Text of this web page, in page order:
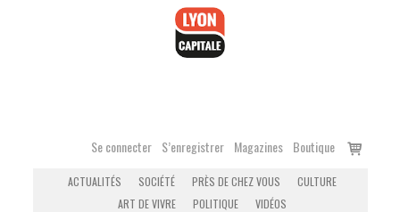
Se connecter S’enregistrer Magazines Boutique
Voir
ACTUALITÉS SOCIÉTÉ PRÈS DE CHEZ VOUS
CULTURE
ART DE VIVRE
POLITIQUE VIDÉOS